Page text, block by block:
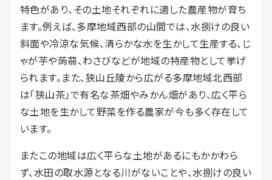
特色があり、その土地それぞれに適した農産物が育ち
ます。例えば、多摩地域西部の山間では、水捌けの良い
斜面や冷涼な気候、清らかな水を生かして生産する、じ
ゃが芋や蒟蒻、わさびなどが地域の特産物として挙げ
られます。また、狭山丘陵から広がる多摩地域北西部
は「狭山茶」で有名な茶畑やみかん畑があり、広く平ら
な土地を生かして野菜を作る農家が今も多く存在して
います。
またこの地域は広く平らな土地があるにもかかわら
ず、水田の取水源となる川がないことや、水捌けの良い